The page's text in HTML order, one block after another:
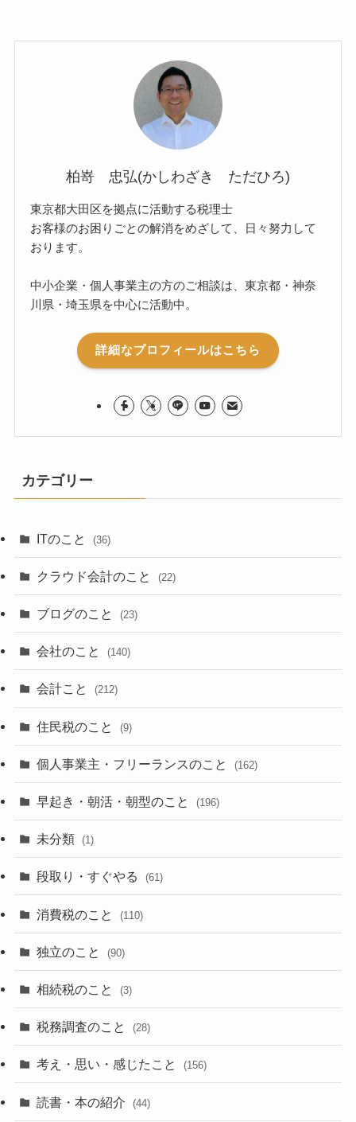
柏嵜 忠弘(かしわざき ただひろ)
東京都大田区を拠点に活動する税理士
お客様のお困りごとの解消をめざして、日々努力して
おります。
中小企業・個人事業主の方のご相談は、東京都・神奈
川県・埼玉県を中心に活動中。
詳細なプロフィールはこちら
カテゴリー
ITのこと (36)
クラウド会計のこと (22)
ブログのこと (23)
会社のこと (140)
会計こと (212)
住民税のこと (9)
個人事業主・フリーランスのこと (162)
早起き・朝活・朝型のこと (196)
未分類 (1)
段取り・すぐやる (61)
消費税のこと (110)
独立のこと (90)
相続税のこと (3)
税務調査のこと (28)
考え・思い・感じたこと (156)
読書・本の紹介 (44)